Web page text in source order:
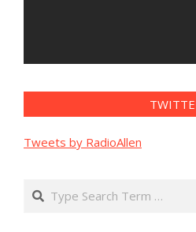
Tweets by RadioAllen
Search